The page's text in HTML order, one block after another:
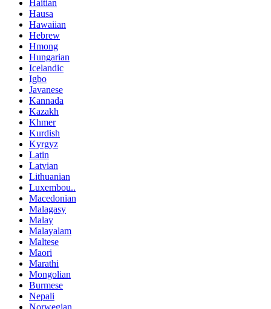
Haitian
Hausa
Hawaiian
Hebrew
Hmong
Hungarian
Icelandic
Igbo
Javanese
Kannada
Kazakh
Khmer
Kurdish
Kyrgyz
Latin
Latvian
Lithuanian
Luxembou..
Macedonian
Malagasy
Malay
Malayalam
Maltese
Maori
Marathi
Mongolian
Burmese
Nepali
Norwegian